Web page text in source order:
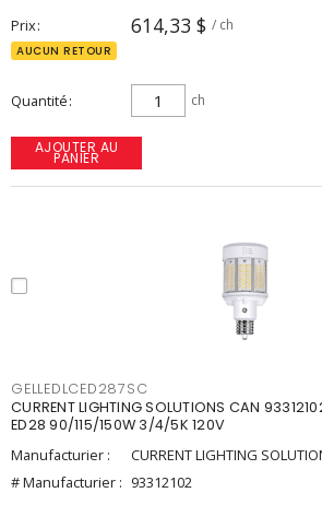
Prix 614,33 $ / ch
AUCUN RETOUR
Quantité ch
AJOUTER AU
PANIER
GELLEDLCED287SC
CURRENT LIGHTING SOLUTIONS CAN
ED28 90/115/150W 3/4/5K 120V
Manufacturier :
CURRENT LIGHTING
# Manufacturier : 93312102